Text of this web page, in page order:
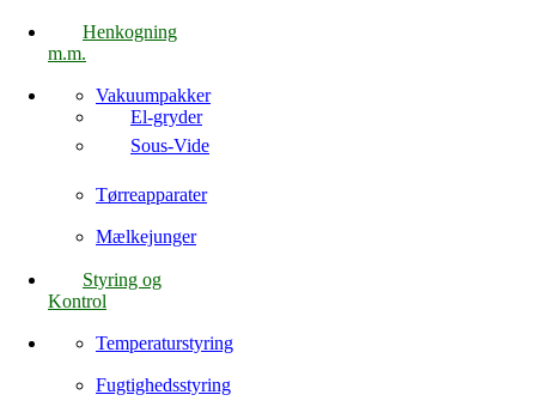
Henkogning
m.m.
Vakuumpakker
El-gryder
Sous-Vide
Tørreapparater
Mælkejunger
Styring og
Kontrol
Temperaturstyring
Fugtighedsstyring